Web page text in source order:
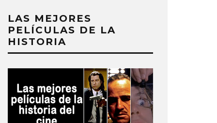
LAS MEJORES
PELÍCULAS DE LA
HISTORIA